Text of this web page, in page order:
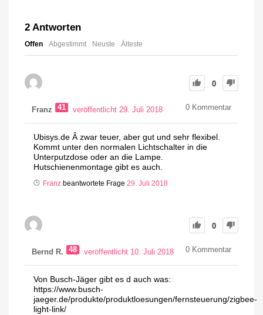
2 Antworten
Offen Abgestimmt Neuste Älteste
0
Franz 41 veröffentlicht 29. Juli 2018 0 Kommentar
Ubisys.de Â zwar teuer, aber gut und sehr flexibel.
Kommt unter den normalen Lichtschalter in die
Unterputzdose oder an die Lampe.
Hutschienenmontage gibt es auch.
Franz beantwortete Frage 29. Juli 2018
0
Bernd R. 48 veröffentlicht 10. Juli 2018 0 Kommentar
Von Busch-Jäger gibt es d auch was:
https://www.busch-
jaeger.de/produkte/produktloesungen/fernsteuerung/zigbee-
light-link/